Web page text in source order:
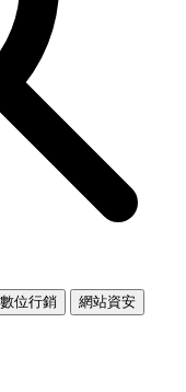
數位行銷
網站資安